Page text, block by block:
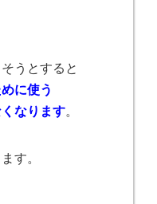
うとすると
に使う
なります。
す。